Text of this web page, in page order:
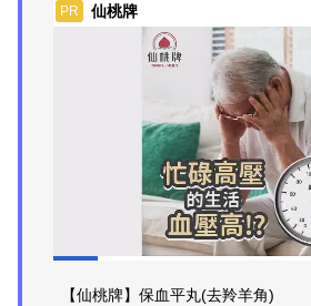
PR 仙桃牌
【仙桃牌】保血平丸(去羚羊角)